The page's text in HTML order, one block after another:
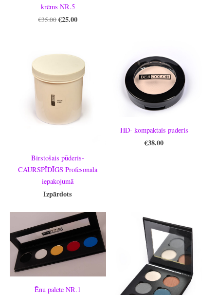
krēms NR.5
€35.00 €25.00
Birstošais pūderis-
CAURSPĪDĪGS Profesonālā
iepakojumā
Izpārdots
HD- kompaktais pūderis
€38.00
Ēnu palete NR.1